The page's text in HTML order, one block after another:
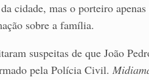
cidade, mas o porteiro
sobre a família.
suspeitas de que João
pela Polícia Civil.